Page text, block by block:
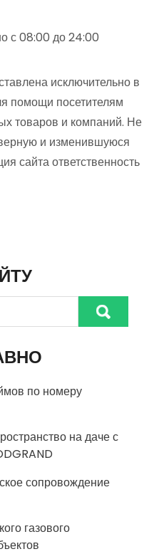
с 08:00 до 24:00
исключительно в
помощи посетителям
товаров и компаний. Не
и изменившуюся
сайта ответственность
по номеру
на даче с
сопровождение
газового